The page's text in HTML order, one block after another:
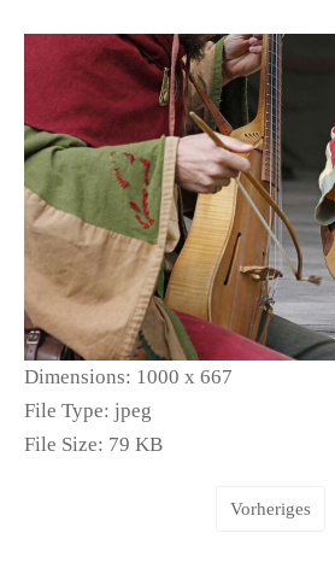
Dimensions: 1000 x 667
File Type: jpeg
File Size: 79 KB
Vorheriges